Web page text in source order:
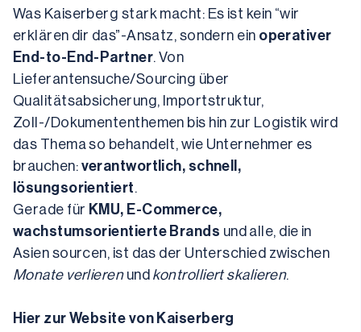
Was Kaiserberg stark macht: Es ist kein “wir
erklären dir das”-Ansatz, sondern ein operativer
End-to-End-Partner. Von
Lieferantensuche/Sourcing über
Qualitätsabsicherung, Importstruktur,
Zoll-/Dokumententhemen bis hin zur Logistik wird
das Thema so behandelt, wie Unternehmer es
brauchen: verantwortlich, schnell,
lösungsorientiert.
Gerade für KMU, E-Commerce,
wachstumsorientierte Brands und alle, die in
Monate verlieren und kontrolliert skalieren.
Hier zur Website von Kaiserberg